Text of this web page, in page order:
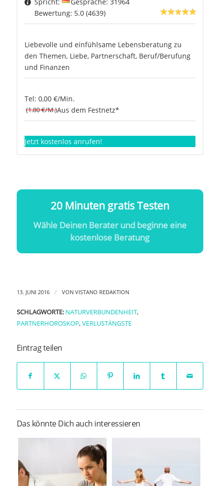
Bewertung: 5.0 (4639)
Liebevolle und einfühlsame Lebensberatung zu
den Themen, Liebe, Partnerschaft, Beruf/Berufung
und Finanzen
Tel: 0,00 €/Min.
(1.80 €/M.)Aus dem Festnetz*
Jetzt kostenlos anrufen!
20 Minuten gratis Testen
Wähle Deinen Berater und beginne eine
kostenlose Beratung
13. JUNI 2016 / VON VISTANO REDAKTION
SCHLAGWORTE: NATURVERBUNDENHEIT,
PARTNERHOROSKOP,VERLUSTÄNGSTE
Eintrag teilen
Das könnte Dich auch interessieren